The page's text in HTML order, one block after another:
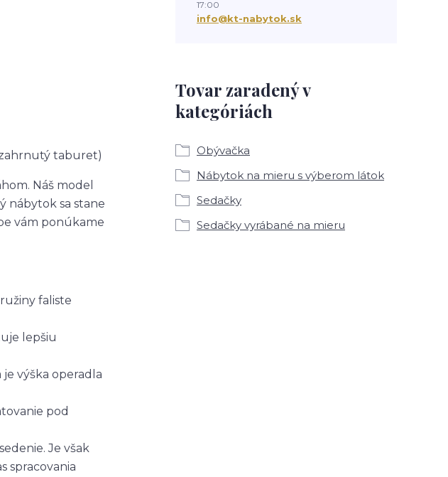
taburet)
Náš model
nábytok sa stane
vám ponúkame
faliste
lepšiu
výška operadla
pod
Je však
spracovania
Tovar zaradený v
kategóriách
Obývačka
Nábytok na mieru s výberom látok
Sedačky
Sedačky vyrábané na mieru
17:00
info@kt-nabytok.sk